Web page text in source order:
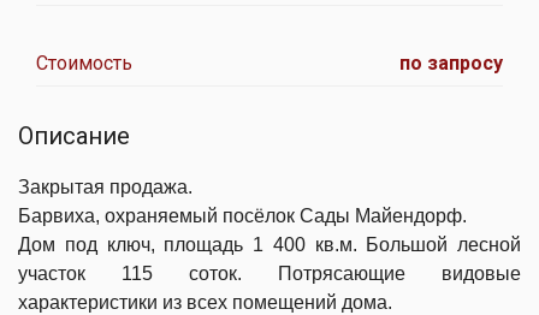
Стоимость по запросу
Описание
Закрытая продажа.
Барвиха, охраняемый посёлок Сады Майендорф.
Дом под ключ, площадь 1 400 кв.м. Большой лесной
участок 115 соток. Потрясающие видовые
характеристики из всех помещений дома.